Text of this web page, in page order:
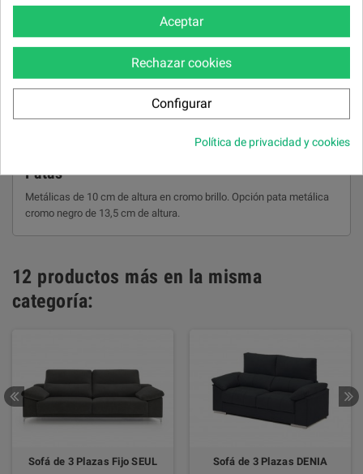
Deslizantes. Desenfundables.
Respaldos
Brazos
Patas
Metálicas de 10 cm de altura en cromo brillo. Opción pata metálica
cromo negro de 13,5 cm de altura.
12 productos más en la misma
categoría:
Sofá de 3 Plazas Fijo SEUL Sofá de 3 Plazas DENIA
Aceptar
Rechazar cookies
Configurar
Política de privacidad y cookies